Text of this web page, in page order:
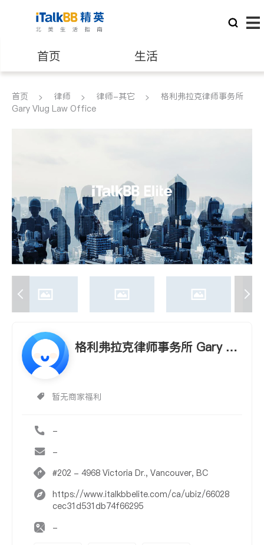
首页 生活
医生 律师
建筑装修
首页 律师 律师-其它
格利弗拉克律师事务所
Gary Vlug Law Office
格利弗拉克律师事务所 Gary Vl
暂无商家福利
-
-
#202 - 4968 Victoria Dr., Vancouver, BC
https://www.italkbbelite.com/ca/ubiz/66028
cec31d531db74f66295
-